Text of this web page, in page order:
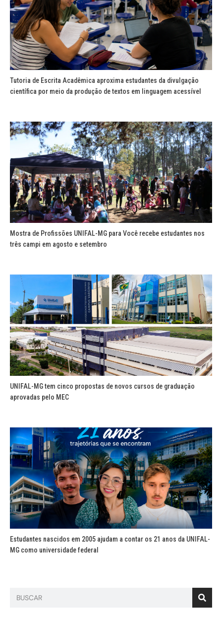
Tutoria de Escrita Acadêmica aproxima estudantes da divulgação
científica por meio da produção de textos em linguagem acessível
Mostra de Profissões UNIFAL-MG para Você recebe estudantes nos
três campi em agosto e setembro
UNIFAL-MG tem cinco propostas de novos cursos de graduação
aprovadas pelo MEC
Estudantes nascidos em 2005 ajudam a contar os 21 anos da UNIFAL-
MG como universidade federal